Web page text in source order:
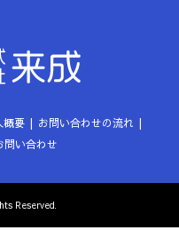
概要
お問い合わせの流れ
問い合わせ
Reserved.